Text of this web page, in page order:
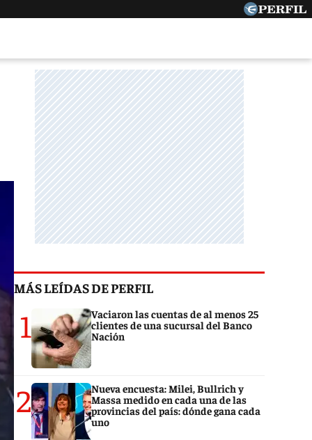
MÁS LEÍDAS DE PERFIL
1
Vaciaron las cuentas de al menos 25
clientes de una sucursal del Banco
Nación
2
Nueva encuesta: Milei, Bullrich y
Massa medido en cada una de las
provincias del país: dónde gana cada
uno